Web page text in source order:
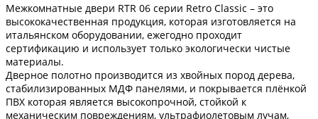
Межкомнатные двери RTR 06 серии Retro Classic – это
высококачественная продукция, которая изготовляется на
итальянском оборудовании, ежегодно проходит
сертификацию и использует только экологически чистые
материалы.
Дверное полотно производится из хвойных пород дерева,
стабилизированных МДФ панелями, и покрывается плёнкой
ПВХ которая является высокопрочной, стойкой к
механическим повреждениям, ультрафиолетовым лучам,